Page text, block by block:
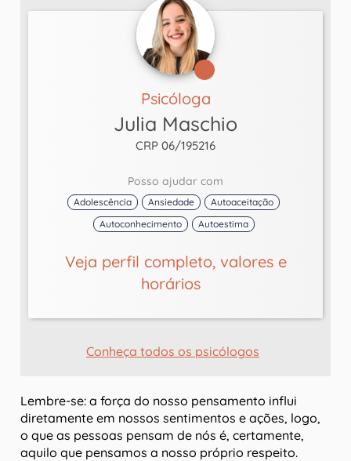
Psicóloga
Julia Maschio
CRP 06/195216
Posso ajudar com
Adolescência Ansiedade
Autoaceitação
Autoconhecimento
Autoestima
Veja perfil completo, valores e
horários
Conheça todos os psicólogos
Lembre-se: a força do nosso pensamento influi
diretamente em nossos sentimentos e ações, logo,
o que as pessoas pensam de nós é, certamente,
aquilo que pensamos a nosso próprio respeito.